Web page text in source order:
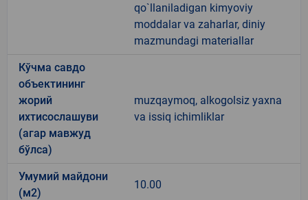
qo`llaniladigan kimyoviy
moddalar va zaharlar, diniy
mazmundagi materiallar
Кўчма савдо
объектининг
жорий
ихтисослашуви
(агар мавжуд
бўлса)
muzqaymoq, alkogolsiz yaxna
va issiq ichimliklar
Умумий майдони
(м2)
10.00